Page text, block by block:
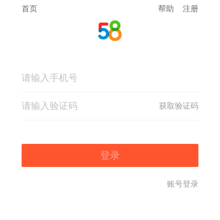
首页 帮助 注册
获取验证码
登录
账号登录